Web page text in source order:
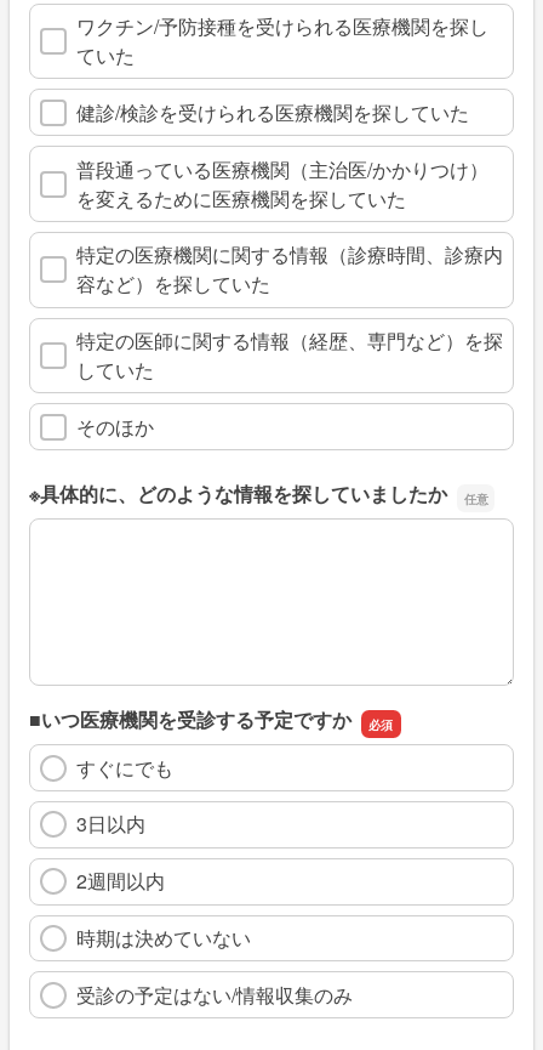
ワクチン/予防接種を受けられる医療機関を探し
ていた
健診/検診を受けられる医療機関を探していた
普段通っている医療機関（主治医/かかりつけ）
を変えるために医療機関を探していた
特定の医療機関に関する情報（診療時間、診療内
容など）を探していた
特定の医師に関する情報（経歴、専門など）を探
していた
そのほか
※具体的に、どのような情報を探していましたか
※具体的に、どのような情報を探していましたか
■いつ医療機関を受診する予定ですか
すぐにでも
3日以内
2週間以内
時期は決めていない
受診の予定はない/情報収集のみ